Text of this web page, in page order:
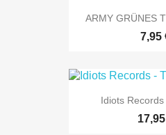
ARMY GRÜNES
7,95
Idiots Records